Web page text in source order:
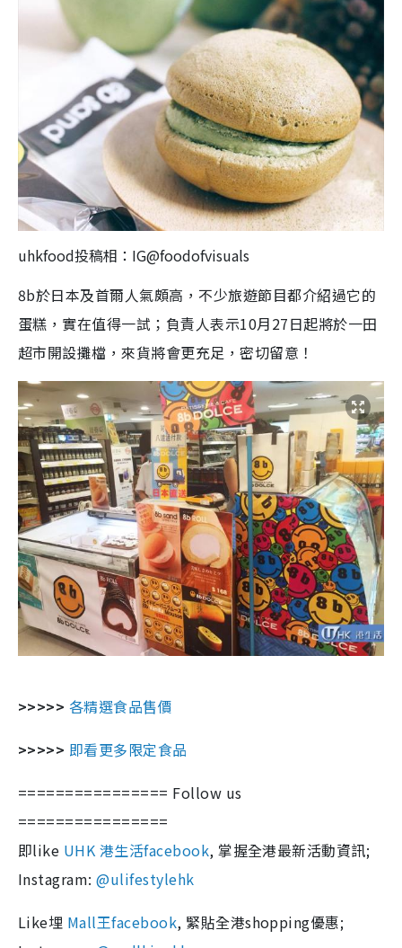
uhkfood投稿相：IG@foodofvisuals
8b於日本及首爾人氣頗高，不少旅遊節目都介紹過它的
蛋糕，實在值得一試；負責人表示10月27日起將於一田
超市開設攤檔，來貨將會更充足，密切留意！
>>>>> 各精選食品售價
>>>>> 即看更多限定食品
================ Follow us
================
即like UHK 港生活facebook, 掌握全港最新活動資訊;
Instagram:@ulifestylehk
Like埋 Mall王facebook, 緊貼全港shopping優惠;